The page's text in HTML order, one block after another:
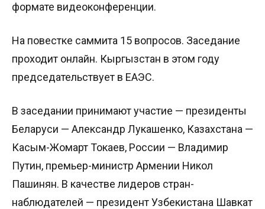
формате видеоконференции.
На повестке саммита 15 вопросов. Заседание
проходит онлайн. Кыргызстан в этом году
председательствует в ЕАЭС.
В заседании принимают участие — президенты
Беларуси — Александр Лукашенко, Казахстана —
Касым-Жомарт Токаев, России — Владимир
Путин, премьер-министр Армении Никол
Пашинян. В качестве лидеров стран-
наблюдателей — президент Узбекистана Шавкат